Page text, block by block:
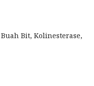
Bit, Kolinesterase,